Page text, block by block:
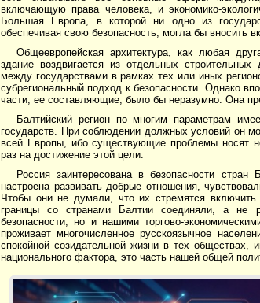
включающую права человека, и экономико-
Большая Европа, в которой ни одно из
обеспечивая свою безопасность, могла бы вносить
Общеевропейская архитектура, как любая
здание воздвигается из отдельных
между государствами в рамках тех или иных
субрегиональный подход к безопасности. Однако
части, ее составляющие, было бы неразумно. Она
Балтийский регион по многим параметрам
государств. При соблюдении должных условий он
всей Европы, ибо существующие проблемы носят
раз на достижение этой цели.
Россия заинтересована в безопасности
настроена развивать добрые отношения,
Чтобы они не думали, что их стремятся
границы со странами Балтии соединяли, а не
безопасности, но и нашими торгово-
проживает многочисленное русскоязычное
спокойной созидательной жизни в тех обществах,
национального фактора, это часть нашей общей